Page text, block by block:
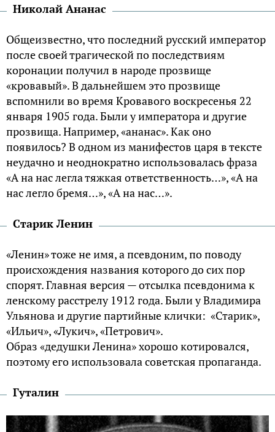
Николай Ананас
Общеизвестно, что последний русский император
после своей трагической по последствиям
коронации получил в народе прозвище
«кровавый». В дальнейшем это прозвище
вспомнили во время Кровавого воскресенья 22
января 1905 года. Были у императора и другие
прозвища. Например, «ананас». Как оно
появилось? В одном из манифестов царя в тексте
неудачно и неоднократно использовалась фраза
«А на нас легла тяжкая ответственность…», «А на
нас легло бремя…», «А на нас…».
Старик Ленин
«Ленин» тоже не имя, а псевдоним, по поводу
происхождения названия которого до сих пор
спорят. Главная версия — отсылка псевдонима к
ленскому расстрелу 1912 года. Были у Владимира
Ульянова и другие партийные клички: «Старик»,
«Ильич», «Лукич», «Петрович».
Образ «дедушки Ленина» хорошо котировался,
поэтому его использовала советская пропаганда.
Гуталин